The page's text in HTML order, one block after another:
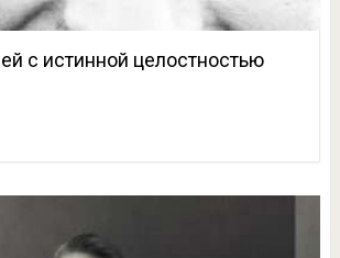
с истинной целостностью